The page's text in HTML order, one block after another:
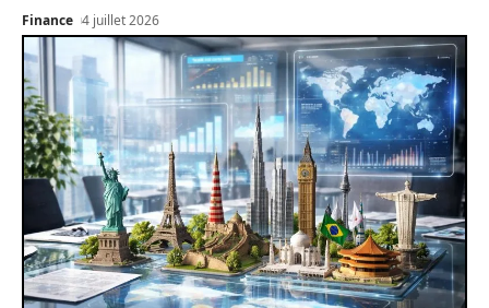
Finance 4 juillet 2026